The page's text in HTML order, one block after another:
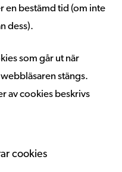
en bestämd tid (om inte
dess).
som går ut när
stängs.
av cookies beskrivs
cookies